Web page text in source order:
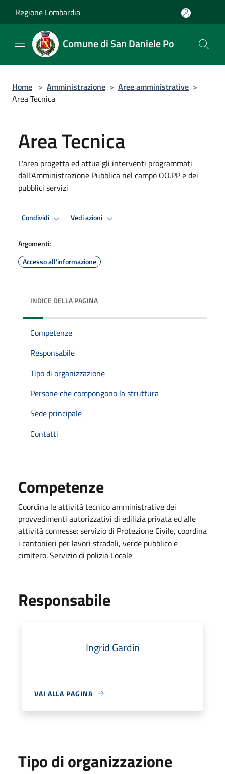
Regione Lombardia
Comune di San Daniele Po
Home > Amministrazione > Aree amministrative >
Area Tecnica
Area Tecnica
L'area progetta ed attua gli interventi programmati
dall'Amministrazione Pubblica nel campo OO.PP e dei
pubblici servizi
Condividi Vedi azioni
Argomenti:
Accesso all'informazione
INDICE DELLA PAGINA
Competenze
Responsabile
Tipo di organizzazione
Persone che compongono la struttura
Sede principale
Contatti
Competenze
Coordina le attività tecnico amministrative dei
provvedimenti autorizzativi di edilizia privata ed alle
attività connesse: servizio di Protezione Civile, coordina
i cantonieri per lavori stradali, verde pubblico e
cimitero. Servizio di polizia Locale
Responsabile
Ingrid Gardin
VAI ALLA PAGINA
Tipo di organizzazione